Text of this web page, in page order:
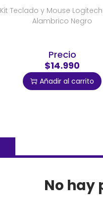
Kit Teclado y Mouse Logitech
Alambrico Negro
Precio
$14.990
Añadir al carrito
No hay